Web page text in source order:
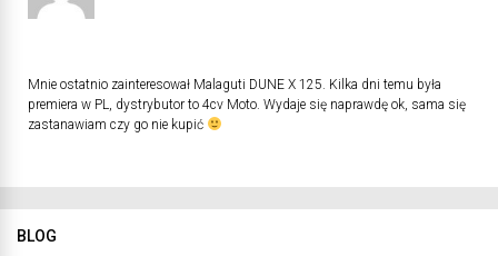
Mnie ostatnio zainteresował Malaguti DUNE X 125. Kilka dni temu była
premiera w PL, dystrybutor to 4cv Moto. Wydaje się naprawdę ok, sama się
zastanawiam czy go nie kupić
BLOG